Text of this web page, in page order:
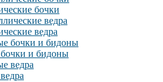
бочки
ведра
и бидоны